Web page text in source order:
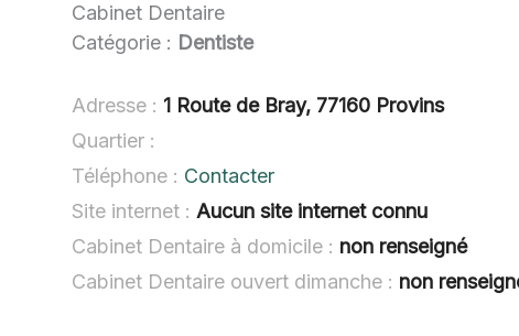
Cabinet Dentaire
Catégorie : Dentiste
Adresse : 1 Route de Bray, 77160 Provins
Quartier :
Téléphone : Contacter
Site internet : Aucun site internet connu
Cabinet Dentaire à domicile : non renseigné
Cabinet Dentaire ouvert dimanche : non